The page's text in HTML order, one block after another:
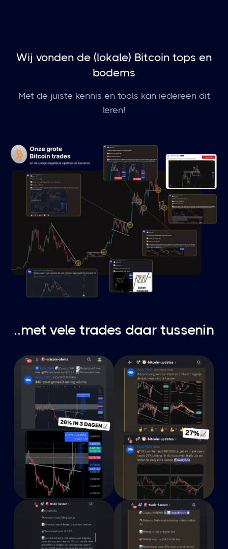
Wij vonden de (lokale) Bitcoin tops en
bodems
Met de juiste kennis en tools kan iedereen dit
leren!
..met vele trades daar tussenin